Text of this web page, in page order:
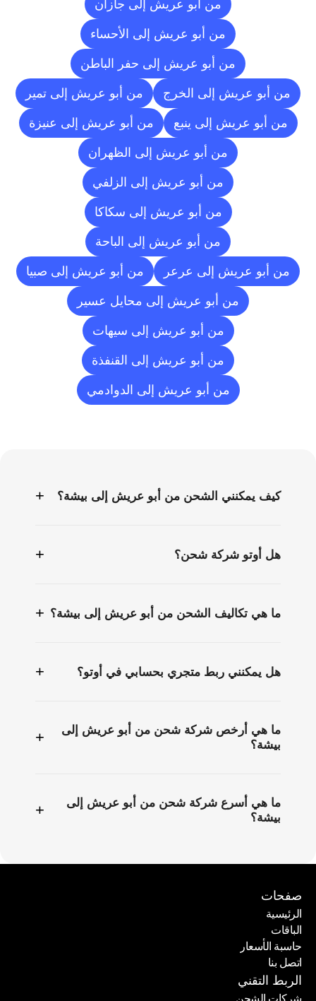
من أبو عريش إلى جازان
من أبو عريش إلى الأحساء
من أبو عريش إلى حفر الباطن
من أبو عريش إلى الخرج من أبو عريش إلى تمير
من أبو عريش إلى ينبع من أبو عريش إلى عنيزة
من أبو عريش إلى الظهران
من أبو عريش إلى الزلفي
من أبو عريش إلى سكاكا
من أبو عريش إلى الباحة
من أبو عريش إلى عرعر من أبو عريش إلى صبيا
من أبو عريش إلى محايل عسير
من أبو عريش إلى سيهات
من أبو عريش إلى القنفذة
من أبو عريش إلى الدوادمي
كيف يمكنني الشحن من أبو عريش إلى بيشة؟ +
هل أوتو شركة شحن؟ +
ما هي تكاليف الشحن من أبو عريش إلى بيشة؟ +
هل يمكنني ربط متجري بحسابي في أوتو؟ +
ما هي أرخص شركة شحن من أبو عريش إلى
بيشة؟
+
ما هي أسرع شركة شحن من أبو عريش إلى
بيشة؟
+
صفحات
الرئيسية
الرئيسية
الباقات
الباقات
حاسبة الأسعار
حاسبة الأسعار
اتصل بنا
اتصل بنا
الربط التقني
شركات الشحن